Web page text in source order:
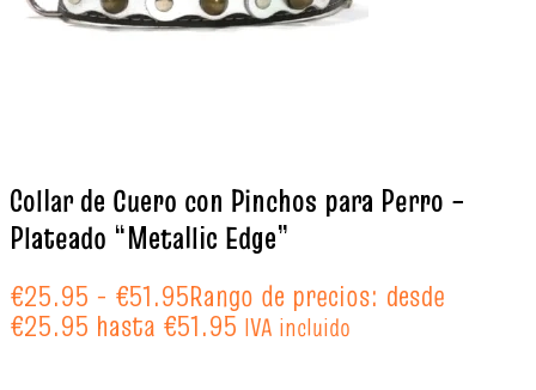
Collar de Cuero con Pinchos para Perro –
Plateado “Metallic Edge”
€25.95 - €51.95Rango de precios: desde
€25.95 hasta €51.95 IVA incluido